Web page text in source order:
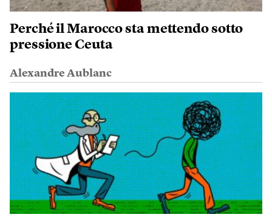
Perché il Marocco sta mettendo sotto
pressione Ceuta
Alexandre Aublanc